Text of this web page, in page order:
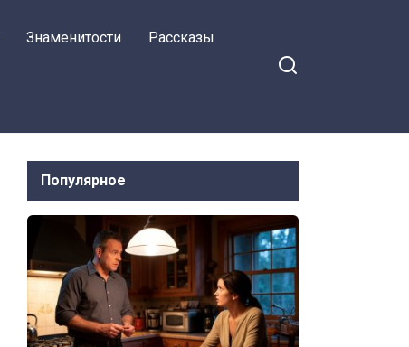
Знаменитости Рассказы
Популярное
папку с
документами на